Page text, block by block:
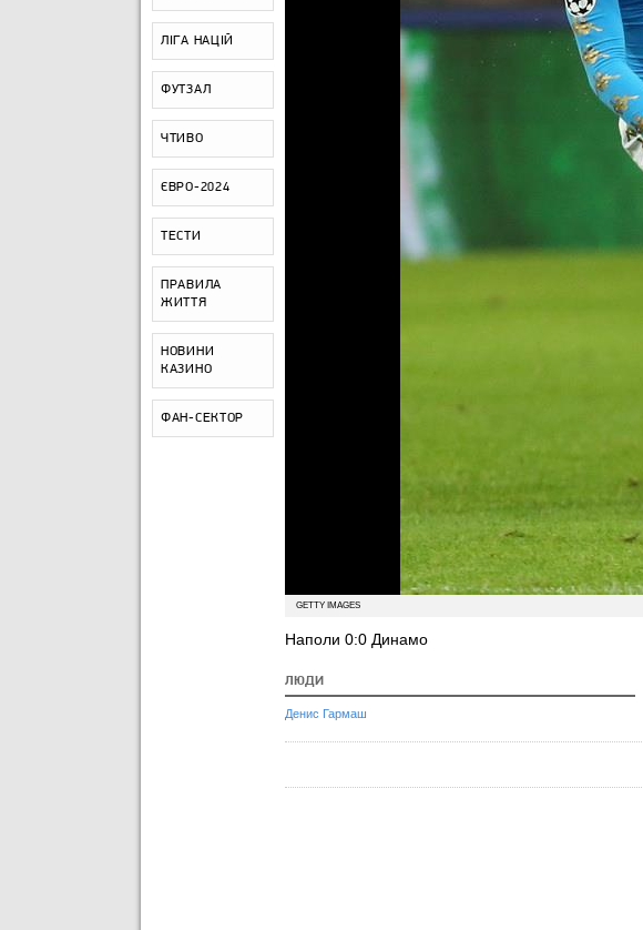
ЛІГА НАЦІЙ
ФУТЗАЛ
ЧТИВО
ЄВРО-2024
ТЕСТИ
ПРАВИЛА
ЖИТТЯ
НОВИНИ
КАЗИНО
ФАН-СЕКТОР
GETTY IMAGES
Наполи 0:0 Динамо
ЛЮДИ
Денис Гармаш